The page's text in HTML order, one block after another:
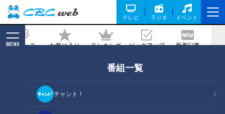
テレビ ラジオ イベント
ニュース お気に入り ランキング ピックアップ 新着記事
MENU
番組一覧
チャント！
当？！激安品豊富な「トライアル」をセ
レブマダムが徹底調査